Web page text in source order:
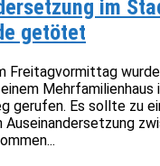
im
getötet
Freitagvormittag
Mehrfamilienhaus
gerufen. Es sollte zu